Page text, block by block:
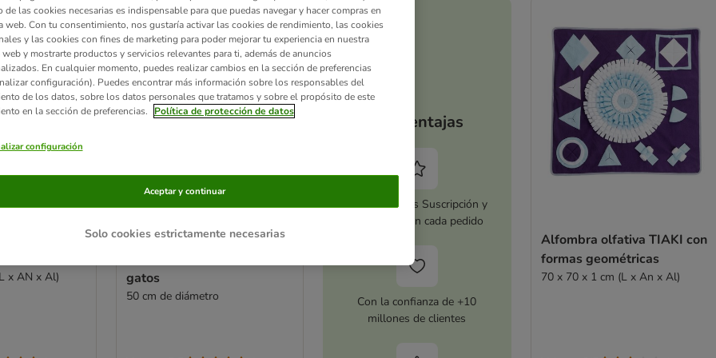
Alfombra
x AN x Al)
Alfombra olfativa
gatos
50 cm de diámetro
Tus ventajas
Activa zooplus Suscripción y
ahorra 5 % en cada pedido
Con la confianza de +10
millones de clientes
Alfombra olfativa TIAKI con
formas geométricas
70 x 70 x 1 cm (L x An x Al)
de las cookies necesarias es indispensable para que puedas navegar y hacer compras en
web. Con tu consentimiento, nos gustaría activar las cookies de rendimiento, las cookies
y las cookies con fines de marketing para poder mejorar tu experiencia en nuestra
web y mostrarte productos y servicios relevantes para ti, además de anuncios
En cualquier momento, puedes realizar cambios en la sección de preferencias
configuración). Puedes encontrar más información sobre los responsables del
de los datos, sobre los datos personales que tratamos y sobre el propósito de este
en la sección de preferencias.
Política de protección de datos
configuración
Solo cookies estrictamente necesarias
Aceptar y continuar